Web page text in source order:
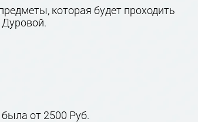
которая будет проходить
Дуровой.
от 2500 Руб.